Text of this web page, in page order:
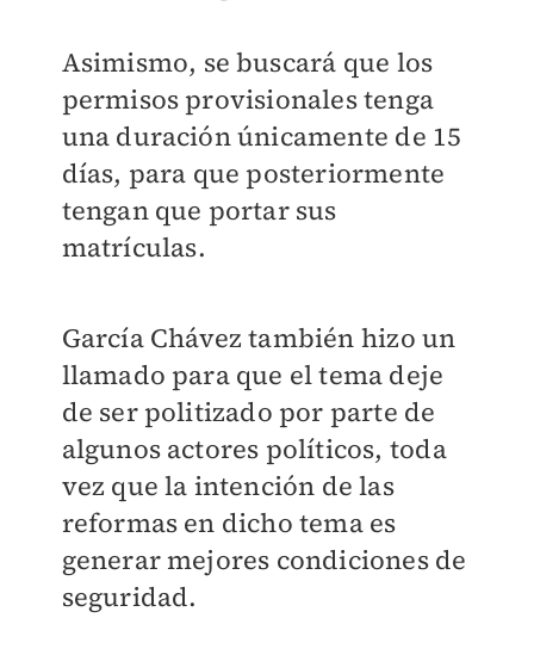
Asimismo, se buscará que los
permisos provisionales tenga
una duración únicamente de 15
días, para que posteriormente
tengan que portar sus
matrículas.
García Chávez también hizo un
llamado para que el tema deje
de ser politizado por parte de
algunos actores políticos, toda
vez que la intención de las
reformas en dicho tema es
generar mejores condiciones de
seguridad.